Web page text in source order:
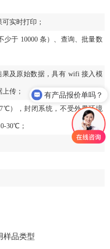
实时打印；
于 10000 条）、查询、批量数
及原始数据，具有 wifi 接入模
传；
），封闭系统，不受外界环境
30℃；
样品类型
有产品报价单吗？